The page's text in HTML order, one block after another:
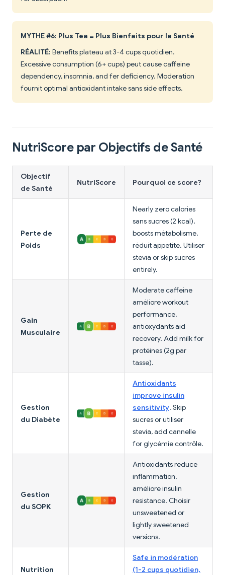
MYTHE #6: Plus Tea = Plus Bienfaits pour la Santé
RÉALITÉ: Benefits plateau at 3-4 cups quotidien.
Excessive consumption (6+ cups) peut cause caffeine
dependency, insomnia, and fer deficiency. Moderation
fournit optimal antioxidant intake sans side effects.
NutriScore par Objectifs de Santé
Objectif
de Santé
NutriScore Pourquoi ce score?
Perte de
Poids
Nearly zero calories
sans sucres (2 kcal),
boosts métabolisme,
réduit appetite. Utiliser
stevia or skip sucres
entirely.
Gain
Musculaire
Moderate caffeine
améliore workout
performance,
antioxydants aid
recovery. Add milk for
protéines (2g par
tasse).
Gestion
du Diabète
Antioxidants
improve insulin
sensitivity. Skip
sucres or utiliser
stevia, add cannelle
for glycémie contrôle.
Gestion
du SOPK
Antioxidants reduce
inflammation,
améliore insulin
resistance. Choisir
unsweetened or
lightly sweetened
versions.
Nutrition
Safe in modération
(1-2 cups quotidien,